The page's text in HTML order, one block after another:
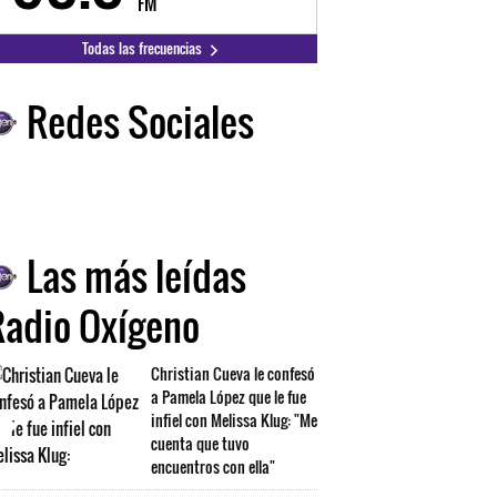
Todas las frecuencias
Redes Sociales
Las más leídas
Oxígeno
Christian Cueva le confesó
a Pamela López que le fue
infiel con Melissa Klug: "Me
cuenta que tuvo
encuentros con ella"